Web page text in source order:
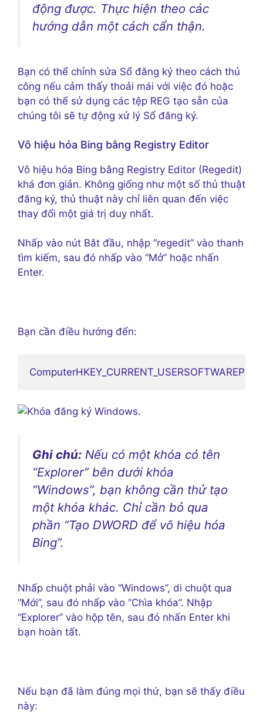
động được. Thực hiện theo các
hướng dẫn một cách cẩn thận.
Bạn có thể chỉnh sửa Sổ đăng ký theo cách thủ
công nếu cảm thấy thoải mái với việc đó hoặc
bạn có thể sử dụng các tệp REG tạo sẵn của
chúng tôi sẽ tự động xử lý Sổ đăng ký.
Vô hiệu hóa Bing bằng Registry Editor
Vô hiệu hóa Bing bằng Registry Editor (Regedit)
khá đơn giản. Không giống như một số thủ thuật
đăng ký, thủ thuật này chỉ liên quan đến việc
thay đổi một giá trị duy nhất.
Nhấp vào nút Bắt đầu, nhập “regedit” vào thanh
tìm kiếm, sau đó nhấp vào “Mở” hoặc nhấn
Enter.
Bạn cần điều hướng đến:
Ghi chú: Nếu có một khóa có tên
“Explorer” bên dưới khóa
“Windows”, bạn không cần thử tạo
một khóa khác. Chỉ cần bỏ qua
phần “Tạo DWORD để vô hiệu hóa
Bing”.
Nhấp chuột phải vào “Windows”, di chuột qua
“Mới”, sau đó nhấp vào “Chìa khóa”. Nhập
“Explorer” vào hộp tên, sau đó nhấn Enter khi
bạn hoàn tất.
Nếu bạn đã làm đúng mọi thứ, bạn sẽ thấy điều
này: